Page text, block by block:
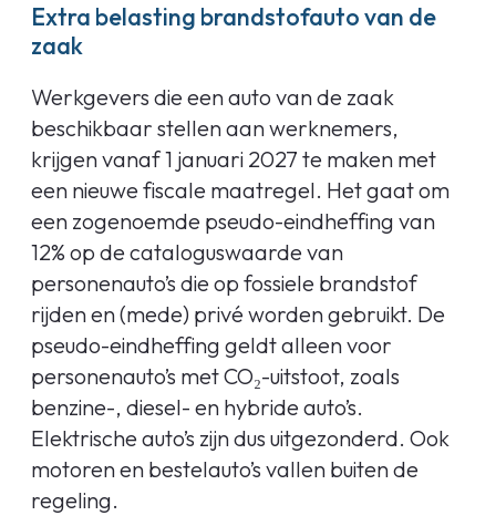
Extra belasting brandstofauto van de
zaak
Werkgevers die een auto van de zaak
beschikbaar stellen aan werknemers,
krijgen vanaf 1 januari 2027 te maken met
een nieuwe fiscale maatregel. Het gaat om
een zogenoemde pseudo-eindheffing van
12% op de cataloguswaarde van
personenauto’s die op fossiele brandstof
rijden en (mede) privé worden gebruikt. De
pseudo-eindheffing geldt alleen voor
personenauto’s met CO₂-uitstoot, zoals
benzine-, diesel- en hybride auto’s.
Elektrische auto’s zijn dus uitgezonderd. Ook
motoren en bestelauto’s vallen buiten de
regeling.